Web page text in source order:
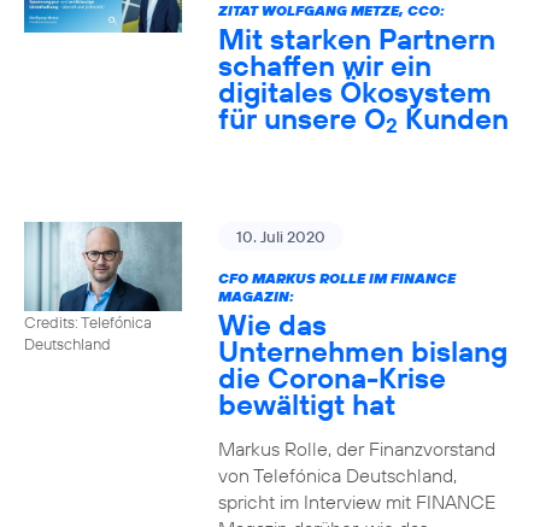
ZITAT WOLFGANG METZE, CCO:
Mit starken Partnern
schaffen wir ein
digitales Ökosystem
für unsere O2 Kunden
Credits: Telefónica
Deutschland
10. Juli 2020
CFO MARKUS ROLLE IM FINANCE
MAGAZIN:
Wie das
Unternehmen bislang
die Corona-Krise
bewältigt hat
Markus Rolle, der Finanzvorstand
von Telefónica Deutschland,
spricht im Interview mit FINANCE